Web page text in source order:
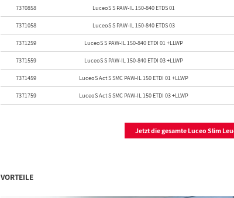
7370858 LuceoS S PAW-IL 150-840 ETDS 01
7371058 LuceoS S PAW-IL 150-840 ETDS 03
7371259 LuceoS S PAW-IL 150-840 ETDI 01 +LLWP
7371559 LuceoS S PAW-IL 150-840 ETDI 03 +LLWP
7371459 LuceoS Act S SMC PAW-IL 150 ETDI 01 +LLWP
7371759 LuceoS Act S SMC PAW-IL 150 ETDI 03 +LLWP
Jetzt die gesamte Luceo Slim
VORTEILE